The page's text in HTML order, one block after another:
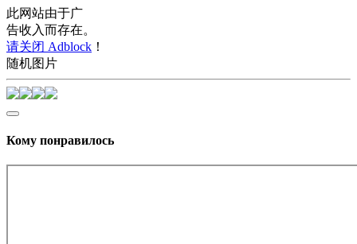
此网站由于广
告收入而存在。
请关闭 Adblock ！
随机图片
Кому понравилось